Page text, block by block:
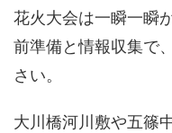
花火大会は一瞬一瞬
前準備と情報収集で
さい。
大川橋河川敷や五篠